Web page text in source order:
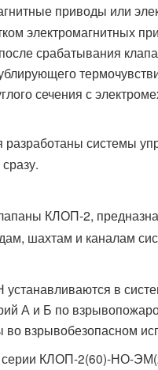
приводы или
электромагнитных
срабатывания
сечения с
системы
КЛОП-2,
шахтам и каналам
в
А и Б по
во взрывобезопасном
серии КЛОП-2(60)-НО-